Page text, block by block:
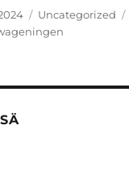
Categories
Uncategorized